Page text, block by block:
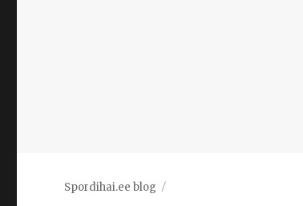
Spordihai.ee blog